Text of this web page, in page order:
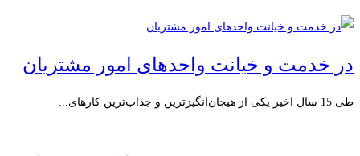
در خدمت و خیانت واحدهای امور مشتریان
طی 15 سال اخیر یکی از هیجان‌انگیزترین و جذاب‌ترین کارهای...